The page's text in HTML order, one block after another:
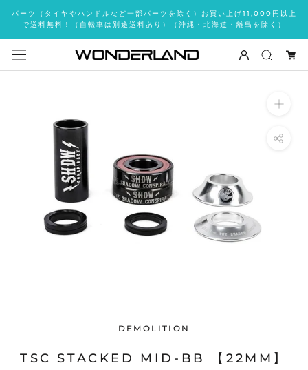
ッ
し
パーツ（タイヤやハンドルなど一部パーツを除く）お買い上げ11,000円以上
で送料無料！（自転車は別途送料あり）（沖縄・北海道・離島を除く）
DEMOLITION
TSC STACKED MID-BB 【22MM】